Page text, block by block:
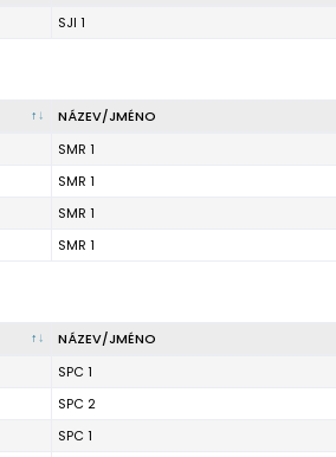
SJI 1
NÁZEV/JMÉNO
SMR 1
SMR 1
SMR 1
SMR 1
NÁZEV/JMÉNO
SPC 1
SPC 2
SPC 1